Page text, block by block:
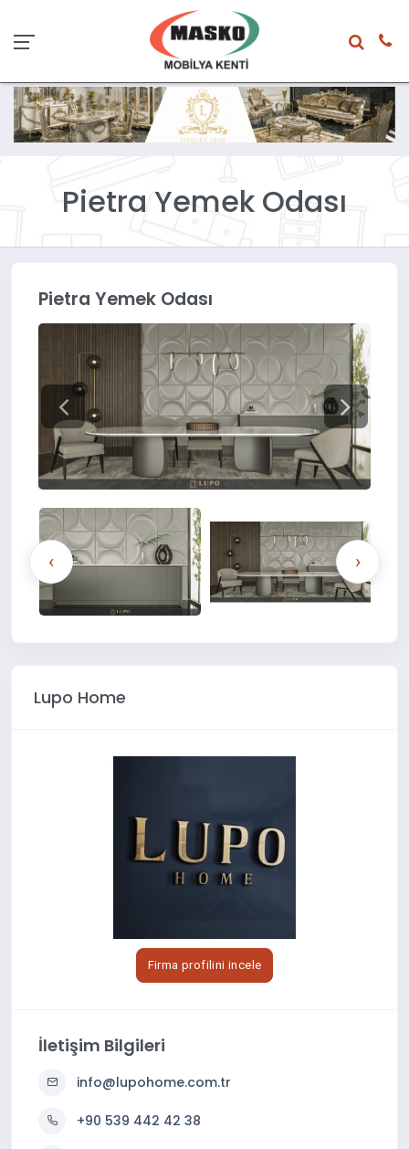
Pietra Yemek Odası
Pietra Yemek Odası
‹ ›
Lupo Home
Firma profilini incele
İletişim Bilgileri
info@lupohome.com.tr
+90 539 442 42 38